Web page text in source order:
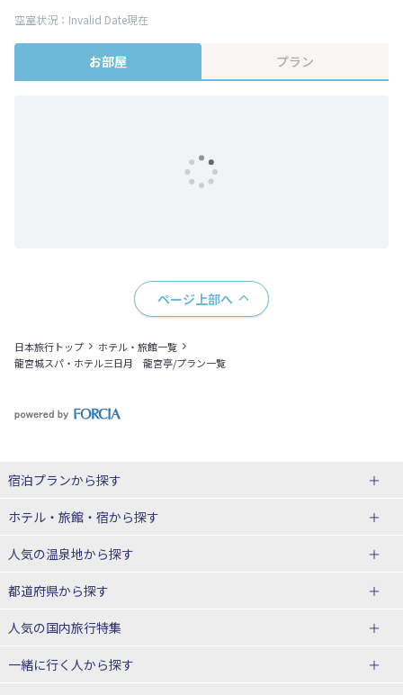
※表示されている旅行代金・プラン内容は一定時間ごとに更新されます。最
終確認画面でご確認ください。
空室状況：Invalid Date現在
お部屋 プラン
ページ上部へ
日本旅行トップ
ホテル・旅館一覧
龍宮城スパ・ホテル三日月 龍宮亭/プラン一覧
宿泊プランから探す
北海道
東北
青森県
宮城県
山形県
ホテル・旅館・宿から探す
北海道ホテル・旅館
青森県ホテル・旅館
宮城県ホテル・旅館
人気の温泉地から探す
北海道
湯の川温泉(北海道)
十勝川温泉(北海道)
都道府県から探す
北海道旅行・ツアー
人気の国内旅行特集
東京ディズニーリゾート®への旅
ユニバーサル・スタジオ・ジャパ
一緒に行く人から探す